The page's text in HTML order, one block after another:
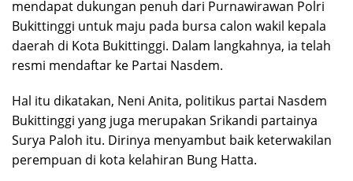
mendapat dukungan penuh dari Purnawirawan Polri
Bukittinggi untuk maju pada bursa calon wakil kepala
daerah di Kota Bukittinggi. Dalam langkahnya, ia telah
resmi mendaftar ke Partai Nasdem.
Hal itu dikatakan, Neni Anita, politikus partai Nasdem
Bukittinggi yang juga merupakan Srikandi partainya
Surya Paloh itu. Dirinya menyambut baik keterwakilan
perempuan di kota kelahiran Bung Hatta.